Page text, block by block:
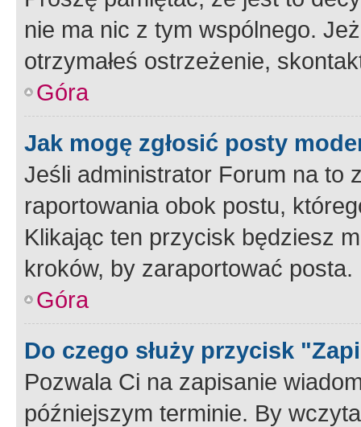
nie ma nic z tym wspólnego.
otrzymałeś ostrzeżenie,
Góra
Jak mogę zgłosić posty
Jeśli administrator Forum na to
raportowania obok postu,
Klikając ten przycisk będziesz
kroków, by zaraportować posta.
Góra
Do czego służy przycisk
Pozwala Ci na zapisanie
późniejszym terminie. By